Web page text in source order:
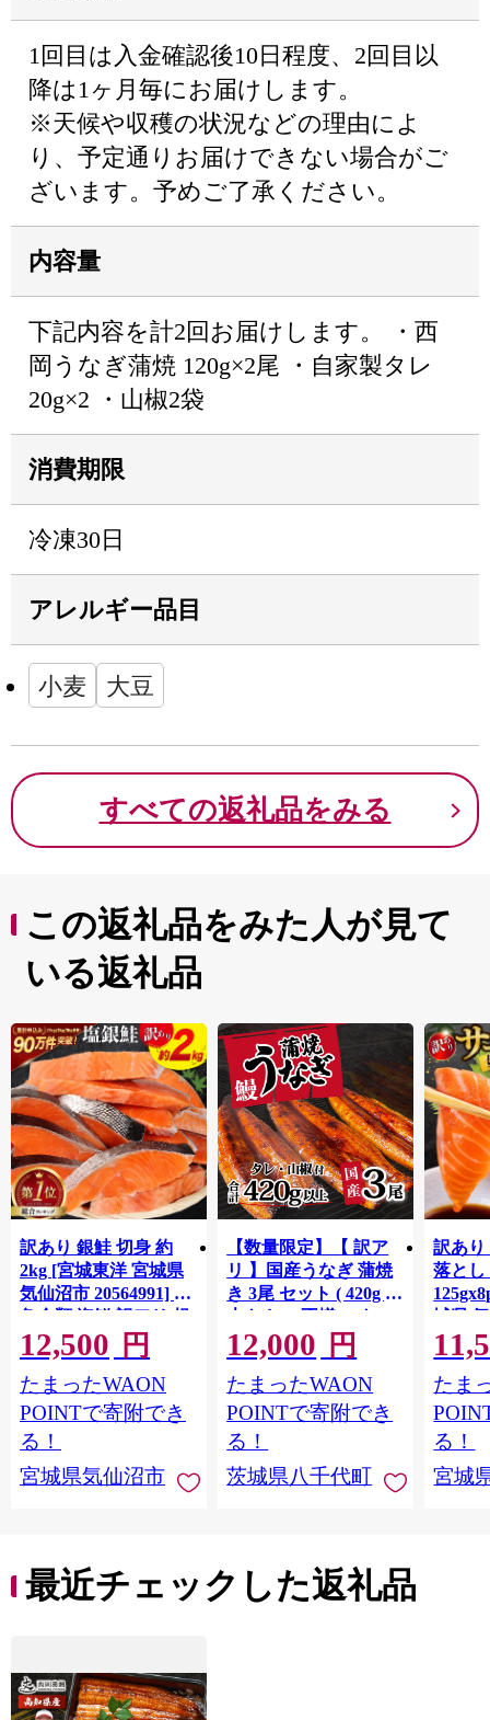
1回目は入金確認後10日程度、2回目以
降は1ヶ月毎にお届けします。
※天候や収穫の状況などの理由によ
り、予定通りお届けできない場合がご
ざいます。予めご了承ください。
内容量
下記内容を計2回お届けします。 ・西
岡うなぎ蒲焼 120g×2尾 ・自家製タレ
20g×2 ・山椒2袋
消費期限
冷凍30日
アレルギー品目
小麦 大豆
すべての返礼品をみる
この返礼品をみた人が見て
いる返礼品
訳あり 銀鮭 切身 約
2kg [宮城東洋 宮城県
気仙沼市 20564991] 鮭
魚介類 海鮮 訳アリ 規
格外 不揃い さけ サケ
鮭切身 シャケ 切り身
冷凍 家庭用 おかず 弁
当 支援 サーモン 銀鮭
切り身 魚 わけあり
12,500 円
たまったWAON
POINTで寄附でき
る！
宮城県気仙沼市
【数量限定】【 訳ア
リ 】国産うなぎ 蒲焼
き 3尾 セット ( 420g )
大きさ の不揃い タ
レ・山椒付き ウナギ
鰻 ふぞろい 不揃い う
な重 ひつまぶし 人気
茨城 八千代町 ふるさ
と納税 冷凍 [SF951ya]
12,000 円
たまったWAON
POINTで寄附でき
る！
茨城県八千代町
訳あり
落とし
城県
お刺し
生 生
鮭 銀
介
たま
る！
宮城
最近チェックした返礼品